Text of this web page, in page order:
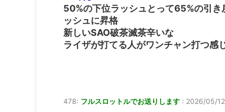
50%の下位ラッシュとって65%の引
ッシュに昇格
新しいSAO破茶滅茶辛いな
ライザが打てる人がワンチャン打つ感
478: フルスロットルでお送りします : 2026/05/